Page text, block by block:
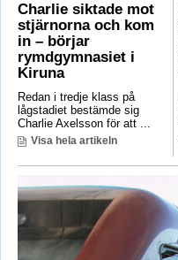
Charlie siktade mot
stjärnorna och kom
in – börjar
rymdgymnasiet i
Kiruna
Redan i tredje klass på
lågstadiet bestämde sig
Charlie Axelsson för att ...
Visa hela artikeln